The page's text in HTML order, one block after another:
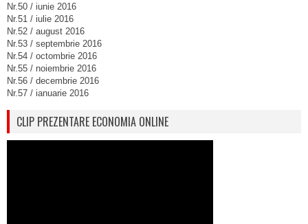
Nr.50 / iunie 2016
Nr.51 / iulie 2016
Nr.52 / august 2016
Nr.53 / septembrie 2016
Nr.54 / octombrie 2016
Nr.55 / noiembrie 2016
Nr.56 / decembrie 2016
Nr.57 / ianuarie 2016
CLIP PREZENTARE ECONOMIA ONLINE